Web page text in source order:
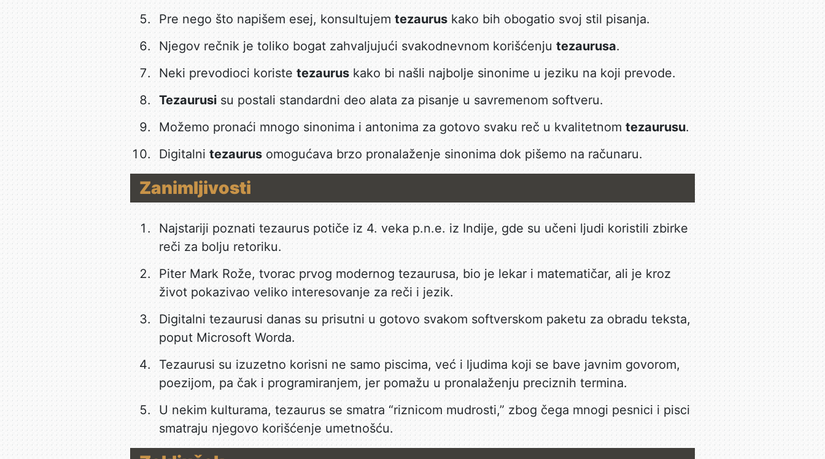
Pre nego što napišem esej, konsultujem tezauruskako bih obogatio svoj stil pisanja.
Njegov rečnik je toliko bogat zahvaljujući svakodnevnom korišćenju tezaurusa.
Neki prevodioci koriste tezauruskako bi našli najbolje sinonime u jeziku na koji prevode.
Tezaurusisu postali standardni deo alata za pisanje u savremenom softveru.
Možemo pronaći mnogo sinonima i antonima za gotovo svaku reč u kvalitetnom tezaurusu.
Digitalnitezaurusomogućava brzo pronalaženje sinonima dok pišemo na računaru.
Zanimljivosti
Najstariji poznati tezaurus potiče iz 4. veka p.n.e. iz Indije, gde su učeni ljudi koristili zbirke
reči za bolju retoriku.
Piter Mark Rože, tvorac prvog modernog tezaurusa, bio je lekar i matematičar, ali je kroz
život pokazivao veliko interesovanje za reči i jezik.
Digitalni tezaurusi danas su prisutni u gotovo svakom softverskom paketu za obradu teksta,
poput Microsoft Worda.
Tezaurusi su izuzetno korisni ne samo piscima, već i ljudima koji se bave javnim govorom,
poezijom, pa čak i programiranjem, jer pomažu u pronalaženju preciznih termina.
U nekim kulturama, tezaurus se smatra “riznicom mudrosti,” zbog čega mnogi pesnici i pisci
smatraju njegovo korišćenje umetnošću.